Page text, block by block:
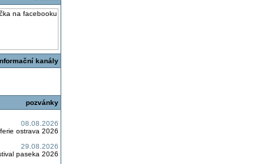
kanály
pozvánky
08.08.2026
ostrava 2026
29.08.2026
paseka 2026